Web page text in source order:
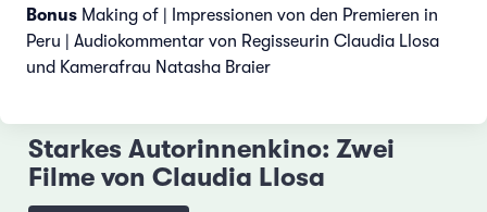
Bonus Making of | Impressionen von den Premieren in
Peru | Audiokommentar von Regisseurin Claudia Llosa
und Kamerafrau Natasha Braier
Starkes Autorinnenkino: Zwei
Filme von Claudia Llosa